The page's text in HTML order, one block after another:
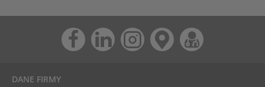
DANE FIRMY